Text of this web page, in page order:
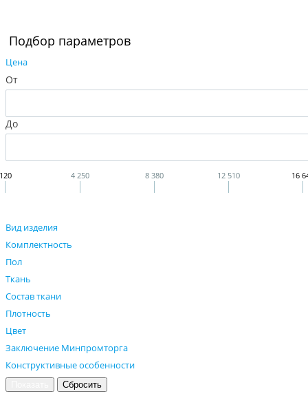
Подбор параметров
Цена
От
До
4 250 8 380 12 510 16
Вид изделия
Комплектность
Пол
Ткань
Состав ткани
Плотность
Цвет
Заключение Минпромторга
Конструктивные особенности